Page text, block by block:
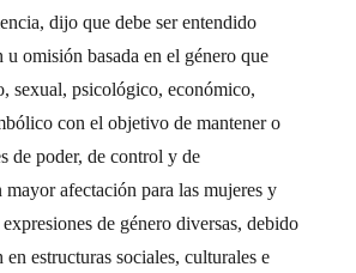
dijo que debe ser entendido
u omisión basada en el género que
sexual, psicológico, económico,
con el objetivo de mantener o
de poder, de control y de
mayor afectación para las mujeres y
de género diversas, debido
en estructuras sociales, culturales e